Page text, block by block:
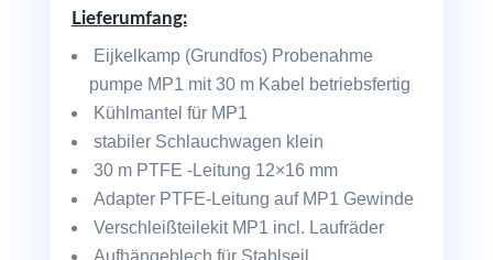
Lieferumfang:
Eijkelkamp (Grundfos) Probenahme
pumpe MP1 mit 30 m Kabel betriebsfertig
Kühlmantel für MP1
stabiler Schlauchwagen klein
30 m PTFE -Leitung 12×16 mm
Adapter PTFE-Leitung auf MP1 Gewinde
Verschleißteilekit MP1 incl. Laufräder